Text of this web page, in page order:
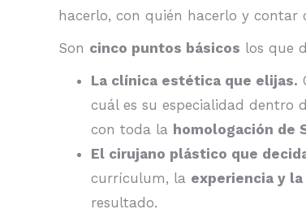
hacerlo, con quién hacerlo y contar
Son cinco puntos básicos los que
La clínica estética que elijas.
cuál es su especialidad dentro
con toda la homologación de
El cirujano plástico que
currículum, la experiencia y
resultado.